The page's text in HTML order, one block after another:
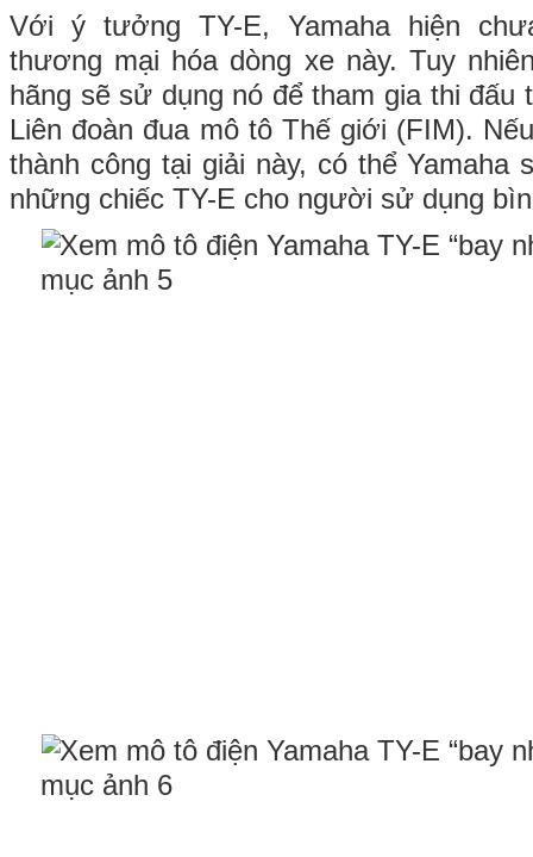
Với ý tưởng TY-E, Yamaha hiện
thương mại hóa dòng xe này. Tuy
hãng sẽ sử dụng nó để tham gia thi đấu
Liên đoàn đua mô tô Thế giới (FIM).
thành công tại giải này, có thể Yamaha
những chiếc TY-E cho người sử dụng